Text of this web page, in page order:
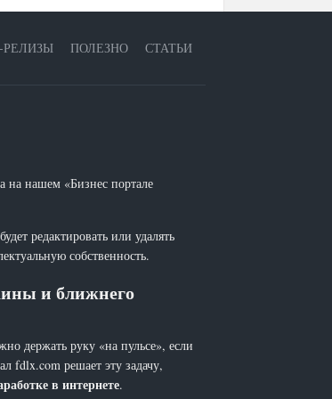
РЕЛИЗЫ ПОЛЕЗНО СТАТЬИ
на нашем «Бизнес портале
редактировать или удалять
собственность.
и ближнего
держать руку «на пульсе», если
fdlx.com решает эту задачу,
в интернете.